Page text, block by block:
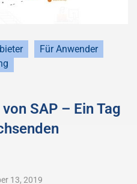
Für Anwender
SAP – Ein Tag
13, 2019